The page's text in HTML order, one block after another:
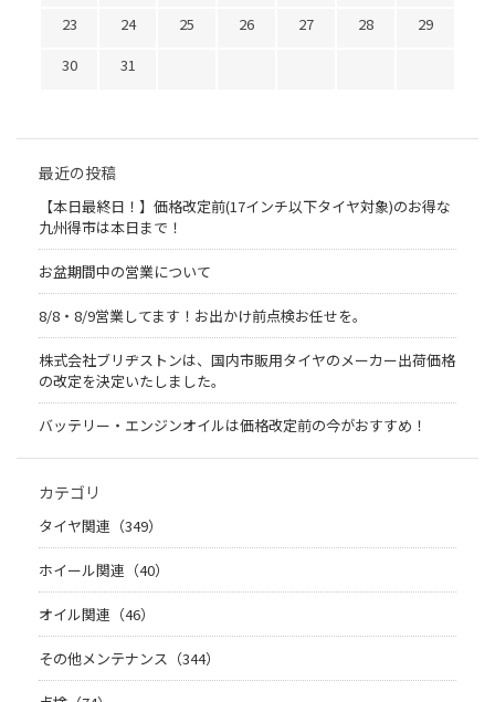
23
24 25 26 27 28
29
30
31
最近の投稿
【本日最終日！】価格改定前(17インチ以下タイヤ対象)のお得な
九州得市は本日まで！
お盆期間中の営業について
8/8・8/9営業してます！お出かけ前点検お任せを。
株式会社ブリヂストンは、国内市販用タイヤのメーカー出荷価格
の改定を決定いたしました。
バッテリー・エンジンオイルは価格改定前の今がおすすめ！
カテゴリ
タイヤ関連（349）
ホイール関連（40）
オイル関連（46）
その他メンテナンス（344）